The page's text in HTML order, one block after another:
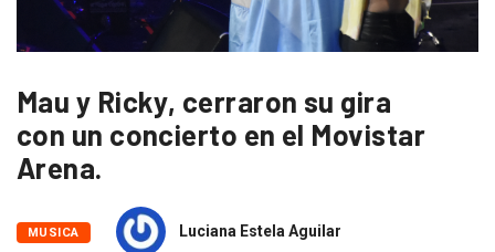
Mau y Ricky, cerraron su gira
con un concierto en el Movistar
Arena.
MUSICA Luciana Estela Aguilar